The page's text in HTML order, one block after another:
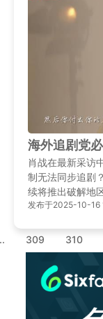
海外追剧党
肖战在最新采访
制无法同步追剧
续将推出破解地
发布于2025-10-16
309 310